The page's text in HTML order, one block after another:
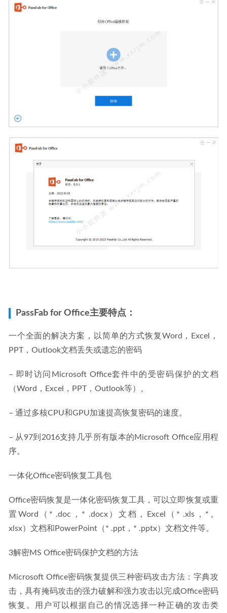
PassFab for Office主要特点：
一个全面的解决方案，以简单的方式恢复Word，Excel，
PPT，Outlook文档丢失或遗忘的密码
– 即时访问Microsoft Office套件中的受密码保护的文档
（Word，Excel，PPT，Outlook等）。
– 通过多核CPU和GPU加速提高恢复密码的速度。
– 从97到2016支持几乎所有版本的Microsoft Office应用程
序。
一体化Office密码恢复工具包
Office密码恢复是一体化密码恢复工具，可以立即恢复或重
置Word（* .doc，* .docx）文档，Excel（* .xls，*。
xlsx）文档和PowerPoint（* .ppt，* .pptx）文档文件等。
3解密MS Office密码保护文档的方法
Microsoft Office密码恢复提供三种密码攻击方法：字典攻
击，具有掩码攻击的强力破解和强力攻击以完成Office密码
恢复。用户可以根据自己的情况选择一种正确的攻击类